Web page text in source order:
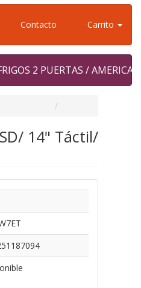
Contacto Carrito
2 PUERTAS /
14" Táctil/